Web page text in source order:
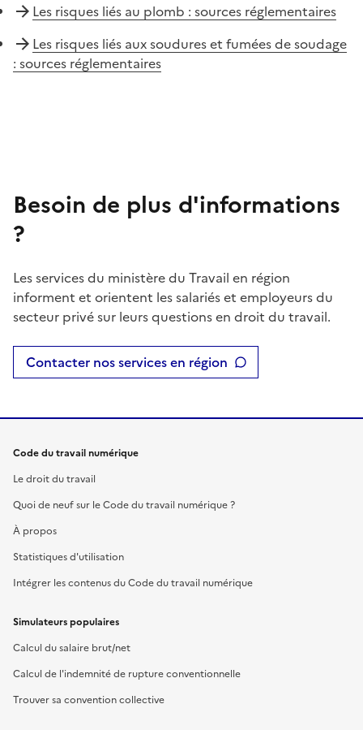
Les risques liés au plomb : sources réglementaires
Les risques liés aux soudures et fumées de soudage
: sources réglementaires
Besoin de plus d'informations
?
Les services du ministère du Travail en région
informent et orientent les salariés et employeurs du
secteur privé sur leurs questions en droit du travail.
Contacter nos services en région
Code du travail numérique
Le droit du travail
Quoi de neuf sur le Code du travail numérique ?
À propos
Statistiques d'utilisation
Intégrer les contenus du Code du travail numérique
Simulateurs populaires
Calcul du salaire brut/net
Calcul de l'indemnité de rupture conventionnelle
Trouver sa convention collective